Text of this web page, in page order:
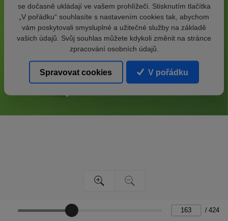
/ 424
se dočasně ukládají ve vašem prohlížeči. Stisknutím tlačítka
„V pořádku“ souhlasíte s nastavením cookies tak, abychom
vám poskytovali smysluplné a užitečné služby na základě
vašich údajů. Svůj souhlas můžete kdykoli změnit na stránce
zpracování osobních údajů.
Spravovat cookies V pořádku